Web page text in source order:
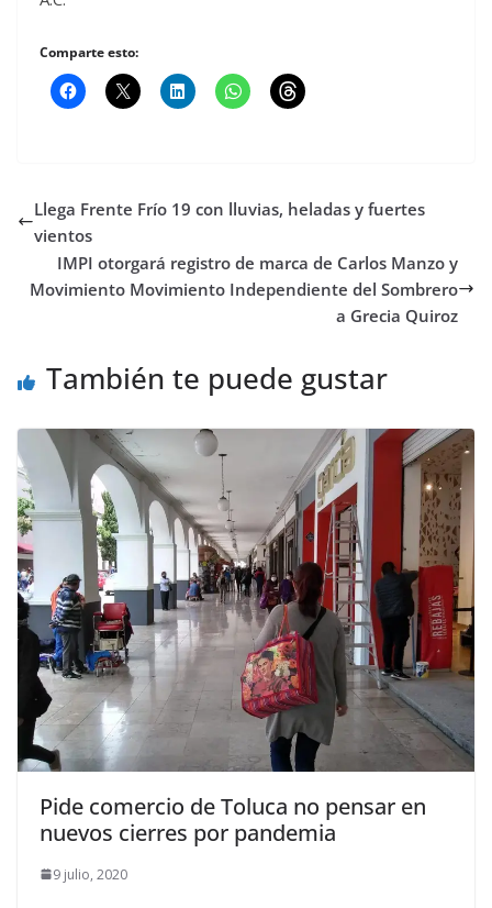
Comparte esto:
Llega Frente Frío 19 con lluvias, heladas y fuertes
vientos
IMPI otorgará registro de marca de Carlos Manzo y
Movimiento Movimiento Independiente del Sombrero
a Grecia Quiroz
También te puede gustar
Pide comercio de Toluca no pensar en
nuevos cierres por pandemia
9 julio, 2020